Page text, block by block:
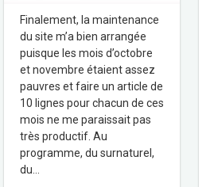
Finalement, la maintenance
du site m’a bien arrangée
puisque les mois d’octobre
et novembre étaient assez
pauvres et faire un article de
10 lignes pour chacun de ces
mois ne me paraissait pas
très productif. Au
programme, du surnaturel,
du